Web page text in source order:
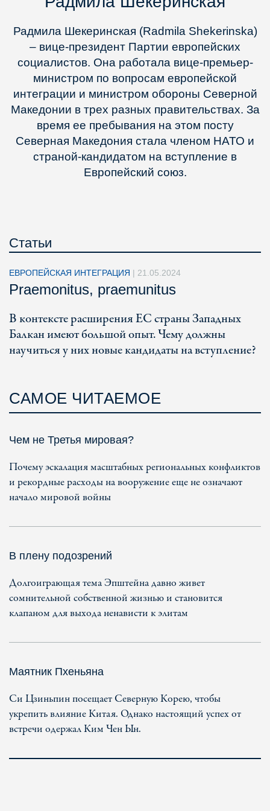
Радмила Шекеринская (Radmila Shekerinska)
– вице-президент Партии европейских
социалистов. Она работала вице-премьер-
министром по вопросам европейской
интеграции и министром обороны Северной
Македонии в трех разных правительствах. За
время ее пребывания на этом посту
Северная Македония стала членом НАТО и
страной-кандидатом на вступление в
Европейский союз.
Статьи
ЕВРОПЕЙСКАЯ ИНТЕГРАЦИЯ | 21.05.2024
Praemonitus, praemunitus
В контексте расширения ЕС страны Западных
Балкан имеют большой опыт. Чему должны
научиться у них новые кандидаты на вступление?
САМОЕ ЧИТАЕМОЕ
Чем не Третья мировая?
Почему эскалация масштабных региональных конфликтов
и рекордные расходы на вооружение еще не означают
начало мировой войны
В плену подозрений
Долгоиграющая тема Эпштейна давно живет
сомнительной собственной жизнью и становится
клапаном для выхода ненависти к элитам
Маятник Пхеньяна
Си Цзиньпин посещает Северную Корею, чтобы
укрепить влияние Китая. Однако настоящий успех от
встречи одержал Ким Чен Ын.